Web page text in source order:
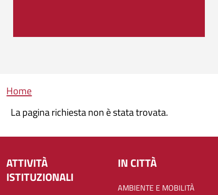
Briciole di pane
Home
La pagina richiesta non è stata trovata.
ATTIVITÀ
ISTITUZIONALI
IN CITTÀ
AMBIENTE E MOBILITÀ